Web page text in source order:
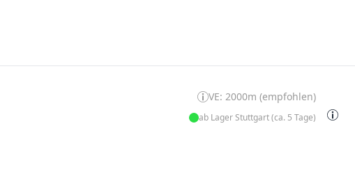
VE: 2000m (empfohlen)
ab Lager Stuttgart (ca. 5 Tage)